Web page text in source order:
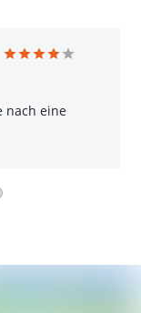
nach eine